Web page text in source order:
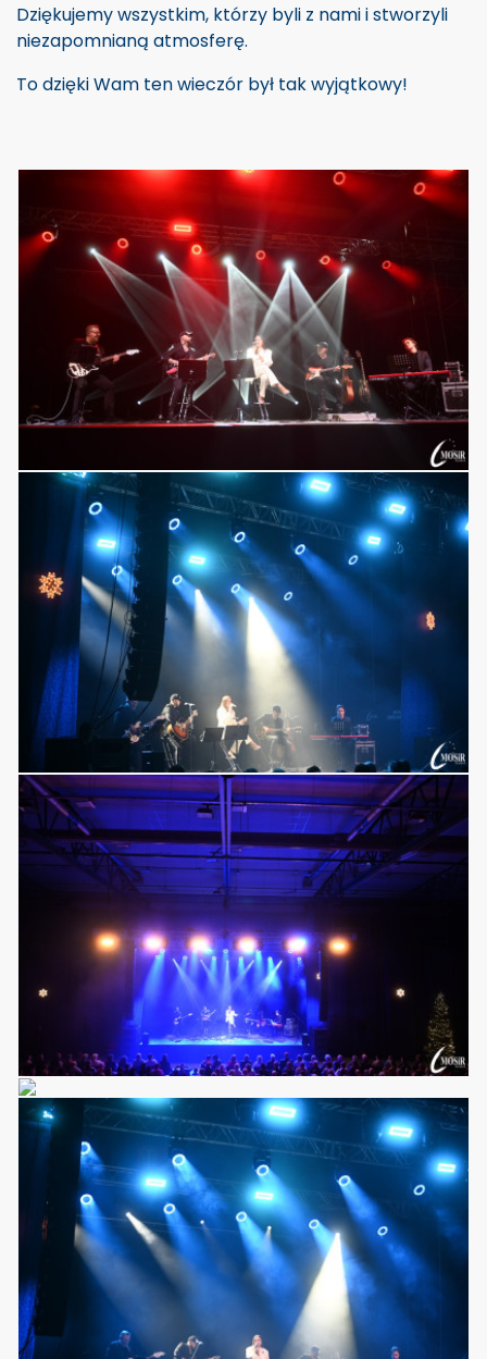
Dziękujemy wszystkim, którzy byli z nami i stworzyli
niezapomnianą atmosferę.
To dzięki Wam ten wieczór był tak wyjątkowy!